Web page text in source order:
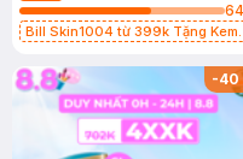
64
Bill Skin1004 từ 399k Tặng Kem
SPF 50+ 20ml (SL Có Hạn)
-40